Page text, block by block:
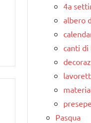
4a
albero
canti di
presepe
Pasqua